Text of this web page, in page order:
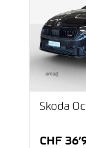
Škoda
CHF